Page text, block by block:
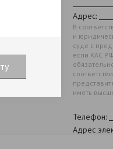
Адрес:
В
и
суде с
если КАС
иметь
Телефон:
Адрес